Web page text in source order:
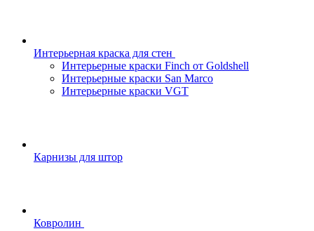
Интерьерная краска для стен
Интерьерные краски Finch от Goldshell
Интерьерные краски San Marco
Интерьерные краски VGT
Карнизы для штор
Ковролин